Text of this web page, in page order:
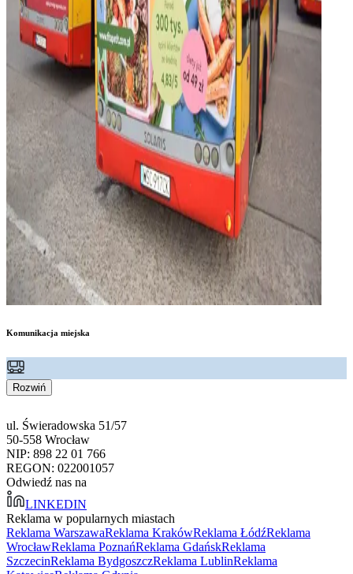
Komunikacja miejska
Rozwiń
ul. Świeradowska 51/57
50-558 Wrocław
NIP: 898 22 01 766
REGON: 022001057
Odwiedź nas na
LINKEDIN
Reklama w popularnych miastach
Reklama WarszawaReklama KrakówReklama ŁódźReklama
WrocławReklama PoznańReklama GdańskReklama
SzczecinReklama BydgoszczReklama LublinReklama